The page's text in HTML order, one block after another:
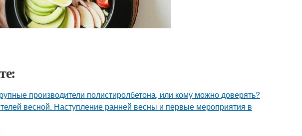
производители полистиролбетона, или кому можно доверять?
весной. Наступление ранней весны и первые мероприятия в